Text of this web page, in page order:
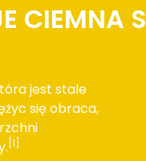
CIEMNA
jest stale
się obraca,
[1]